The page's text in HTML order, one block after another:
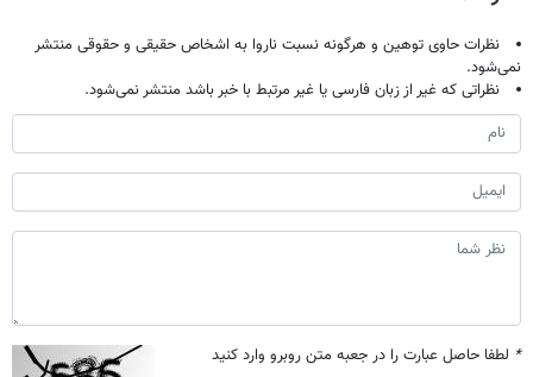
نظرات حاوی توهین و هرگونه نسبت ناروا به اشخاص حقیقی و حقوقی منتشر
نمی‌شود.
نظراتی که غیر از زبان فارسی یا غیر مرتبط با خبر باشد منتشر نمی‌شود.
* لطفا حاصل عبارت را در جعبه متن روبرو وارد کنید